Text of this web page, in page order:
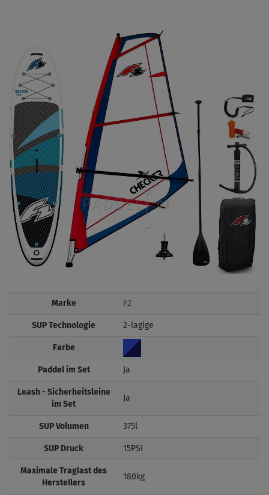
Marke F2
SUP Technologie 2-lagige
Farbe
Paddel im Set Ja
Leash - Sicherheitsleine
im Set
Ja
SUP Volumen 375l
SUP Druck 15PSI
Maximale Traglast des
Herstellers
180kg